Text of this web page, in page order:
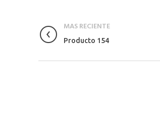
MAS RECIENTE
Producto 154